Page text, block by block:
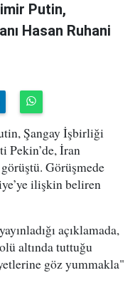
Putin,
Hasan Ruhani
Şangay İşbirliği
Pekin’de, İran
Görüşmede
ilişkin beliren
açıklamada,
altında tuttuğu
göz yummakla"